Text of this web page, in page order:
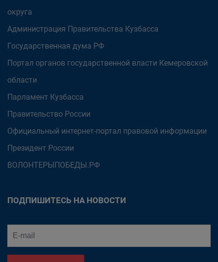
округа
Администрация Правительства Кузбасса
Государственная дума РФ
Портал органов государственной власти Кемеровской
области
Парламент Кузбасса
Правительство России
Официальный интернет-портал правовой информации
Президент России
ВОЛОНТЕРЫПОБЕДЫ.РФ
ПОДПИШИТЕСЬ НА НОВОСТИ